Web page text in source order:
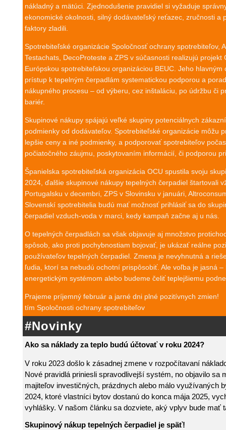
nákladný a mätúci. Zjednodušenie pravidiel si vyžaduje
ekonomické okolnosti, silný dodávateľský reťazec, zručnosti a
faktory zladili.
Spotrebiteľské organizácie Spoločnosť ochrany spotrebiteľov,
Testachats, DecoProteste a ZPS v súčasnosti realizujú projekt
Európskou spotrebiteľskou organizáciou BEUC. Jeho
prístup k tepelným čerpadlám systematickou podporou a
nákupného procesu – od výberu, cez inštaláciu, po údržbu či
bariér.
Skupinové nákupy spájajú veľké skupiny potenciálnych
podmienky od dodávateľov. Spotrebiteľské organizácie môžu
lepšie ceny a iné podmienky, a podporovať spotrebiteľov
počiatočného záujmu, poskytovaním informácií, či podporou
Španielska spotrebiteľská organizácia OCU spustila svoju
2024, ďalšie skupinové nákupy tepelných čerpadiel štartovali
Portugalsku v decembri, ZPS v Slovinsku v januári,
Slovenskí spotrebitelia budú mať možnosť prihlásiť sa do
čerpadiel vzduch-voda v marci, kedy kampaň začne aj u nás.
O tepelných čerpadlách sa však objavuje aj množstvo
spôsob, ako proti pochybnostiam bojovať, je ukázať reálne
používateľov tepelných čerpadiel. Zmena je nevyhnutná a
ľudia, ktorí sa nebudú ochotní prispôsobiť. Ale voľba je jasná
energetickým systémom alebo budeme čeliť teplejšiemu
Prajeme príjemný február a jarné dni plné pozitívnych zmien!
tím Spoločnosti ochrany spotrebiteľov
#Novinky
Ako sa náklady za teplo budú účtovať v roku 2024?
V roku 2023 došlo k zásadnej zmene v rozpočítavaní
Nové pravidlá priniesli spravodlivejší systém, no objavilo sa
majiteľov investičných, prázdnych alebo málo využívaných
2024, ktoré vlastníci bytov dostanú do konca mája 2025,
vyhlášky. V našom článku sa dozviete, aký vplyv bude mať
Skupinový nákup tepelných čerpadiel je späť!